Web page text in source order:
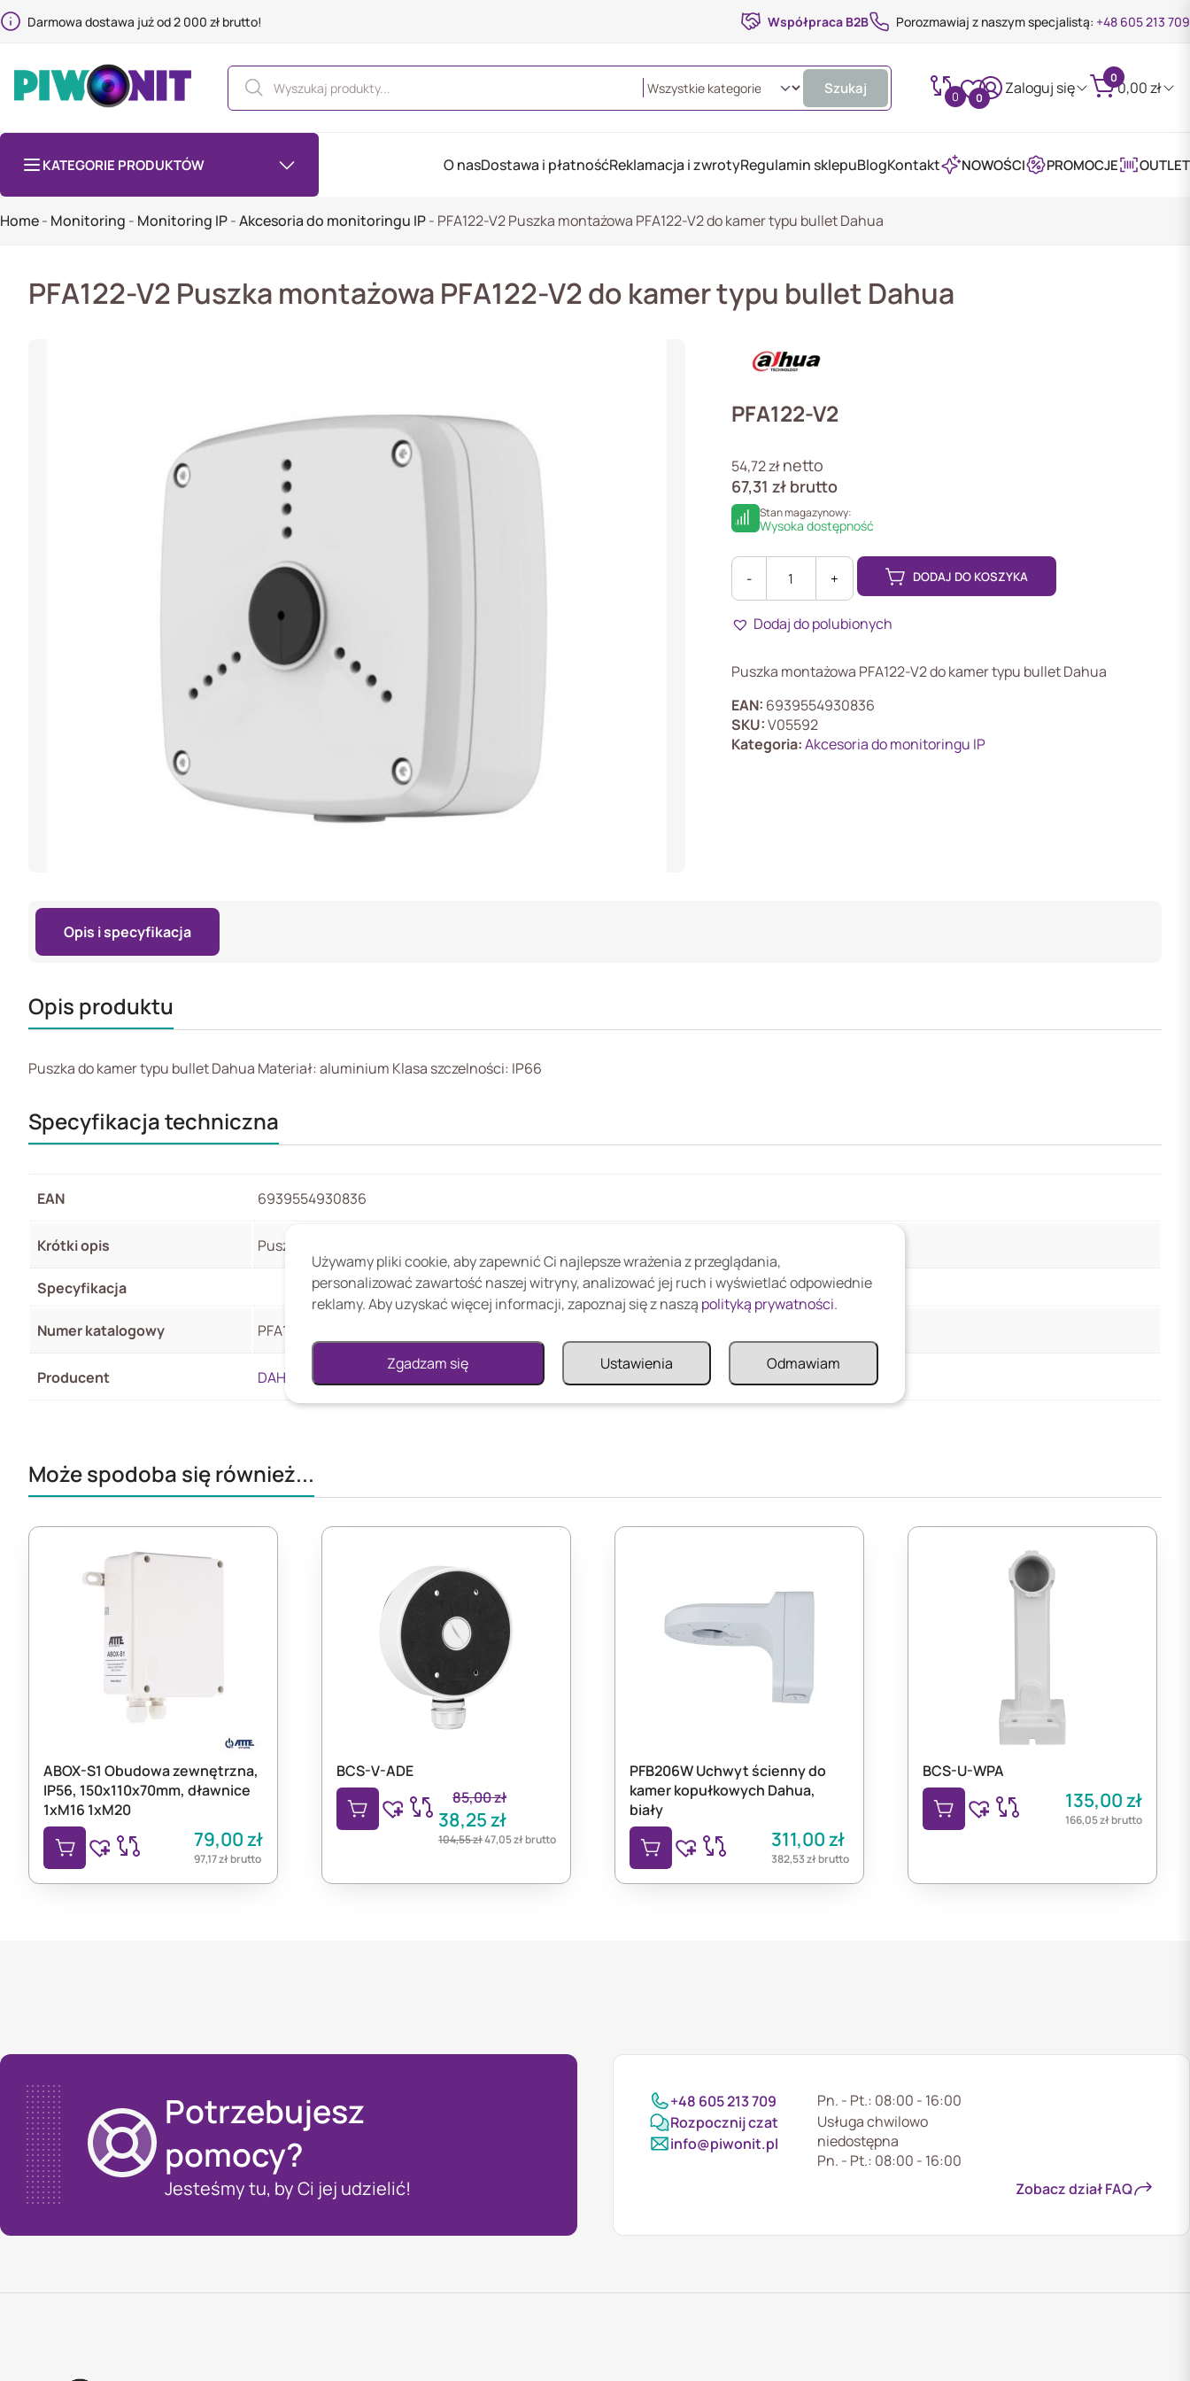
Darmowa dostawa już od 2 000 zł brutto! Współpraca B2B Porozmawiaj z naszym specjalistą: +48 605 213 709
Szukaj 0 0
Zaloguj się
0
0,00zł
KATEGORIE PRODUKTÓW O nasDostawa i płatnośćReklamacja i zwrotyRegulamin sklepuBlogKontakt NOWOŚCI PROMOCJE OUTLET
Home- Monitoring - Monitoring IP-Akcesoria do monitoringu IP- PFA122-V2 Puszka montażowa PFA122-V2 do kamer typu bullet Dahua
PFA122-V2 Puszka montażowa PFA122-V2 do kamer typu bullet Dahua
PFA122-V2
54,72złnetto
67,31 zł brutto
Stan magazynowy:
Wysoka dostępność
-
ilość
PFA122-
V2
montażowa
PFA122-
V2
do
kamer
+ DODAJ DO KOSZYKA
Dodaj do polubionych
Puszka montażowa PFA122-V2 do kamer typu bullet Dahua
EAN: 6939554930836
SKU:V05592
Kategoria:Akcesoria do monitoringu IP
Opis i specyfikacja
Opis produktu
Puszka do kamer typu bullet Dahua Materiał: aluminium Klasa szczelności: IP66
Specyfikacja techniczna
EAN 6939554930836
Krótki opis Puszka montażowa PFA122-V2 do kamer typu bullet Dahua
Specyfikacja
Numer katalogowy PFA122-V2
Producent DAHUA
Może spodoba się również...
ABOX-S1 Obudowa zewnętrzna,
IP56, 150x110x70mm, dławnice
1xM16 1xM20
79,00zł
97,17złbrutto
BCS-V-ADE
85,00zł
38,25zł
104,55zł47,05złbrutto
PFB206W Uchwyt ścienny do
kamer kopułkowych Dahua,
biały
311,00zł
382,53złbrutto
BCS-U-WPA
135,00zł
166,05złbrutto
Potrzebujesz
pomocy?
Jesteśmy tu, by Ci jej udzielić!
+48 605 213 709
Rozpocznij czat
info@piwonit.pl
Pn. - Pt.: 08:00 - 16:00
Usługa chwilowo
niedostępna
Pn. - Pt.: 08:00 - 16:00
Zobacz dział FAQ
Używamy pliki cookie, aby zapewnić Ci najlepsze wrażenia z przeglądania,
personalizować zawartość naszej witryny, analizować jej ruch i wyświetlać odpowiednie
reklamy. Aby uzyskać więcej informacji, zapoznaj się z naszą polityką prywatności.
Zgadzam się Ustawienia Odmawiam